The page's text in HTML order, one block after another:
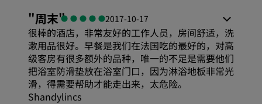
"周末" 2017-10-17
很棒的酒店，非常友好的工作人员，房间舒适，洗
漱用品很好。早餐是我们在法国吃的最好的，对高
级客房有很多额外的品种，唯一的不足是需要他们
把浴室防滑垫放在浴室门口，因为淋浴地板非常光
滑，得需要帮助才能走出来，太危险。
Shandylincs